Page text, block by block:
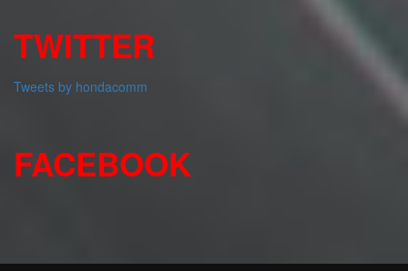
TWITTER
Tweets by hondacomm
FACEBOOK